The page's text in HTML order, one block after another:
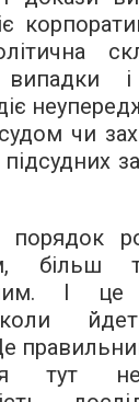
чи
порядок
І
коли
я тут